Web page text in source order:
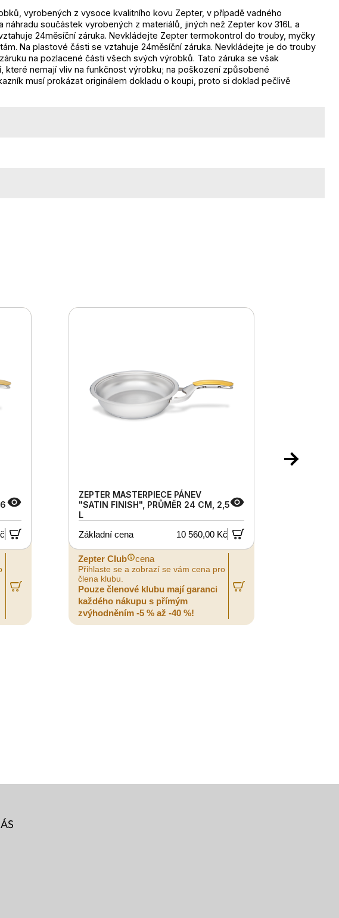
vyrobených z vysoce kvalitního kovu Zepter, v případě vadného
součástek vyrobených z materiálů, jiných než Zepter kov 316L a
24měsíční záruka. Nevkládejte Zepter termokontrol do trouby, myčky
Na plastové části se vztahuje 24měsíční záruka. Nevkládejte je do trouby
na pozlacené části všech svých výrobků. Tato záruka se však
nemají vliv na funkčnost výrobku; na poškození způsobené
musí prokázat originálem dokladu o koupi, proto si doklad pečlivě
ZEPTER MASTERPIECE PÁNEV
"SATIN FINISH", PRŮMĚR 24 CM, 2,5
L
Základní cena
10 560,00 Kč
Zepter Club cena
Přihlaste se a zobrazí se vám cena pro
člena klubu.
Pouze členové klubu mají garanci
každého nákupu s přímým
zvýhodněním -5 % až -40 %!